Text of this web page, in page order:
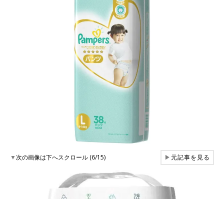
▼次の画像は下へスクロール (6/15) ▶元記事を見る